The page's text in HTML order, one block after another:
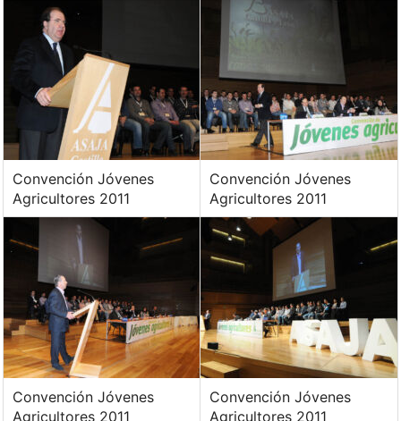
Convención Jóvenes
Agricultores 2011
Convención Jóvenes
Agricultores 2011
Convención Jóvenes
Agricultores 2011
Convención Jóvenes
Agricultores 2011